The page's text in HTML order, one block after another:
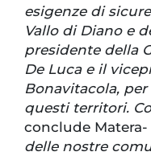
esigenze di
Vallo di Diano e
presidente della
De Luca e il
Bonavitacola,
questi territori.
conclude Matera-
delle nostre